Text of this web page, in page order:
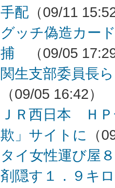
手配 （09/11
グッチ偽造カー
捕
（09/05
関生支部委員長
（09/05 16:42）
ＪＲ西日本 Ｈ
欺」サイトに
（
タイ女性運び屋
剤隠す１．９キロ